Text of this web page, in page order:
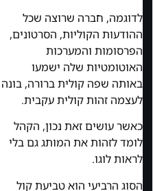
לדוגמה, חברה שרוצה שכל
ההודעות הקוליות, הסרטונים,
הפרסומות והמערכות
האוטומטיות שלה ישמעו
באותה שפה קולית ברורה, בונה
לעצמה זהות קולית עקבית.
כאשר עושים זאת נכון, הקהל
לומד לזהות את המותג גם בלי
לראות לוגו.
הסוג הרביעי הוא טביעת קול